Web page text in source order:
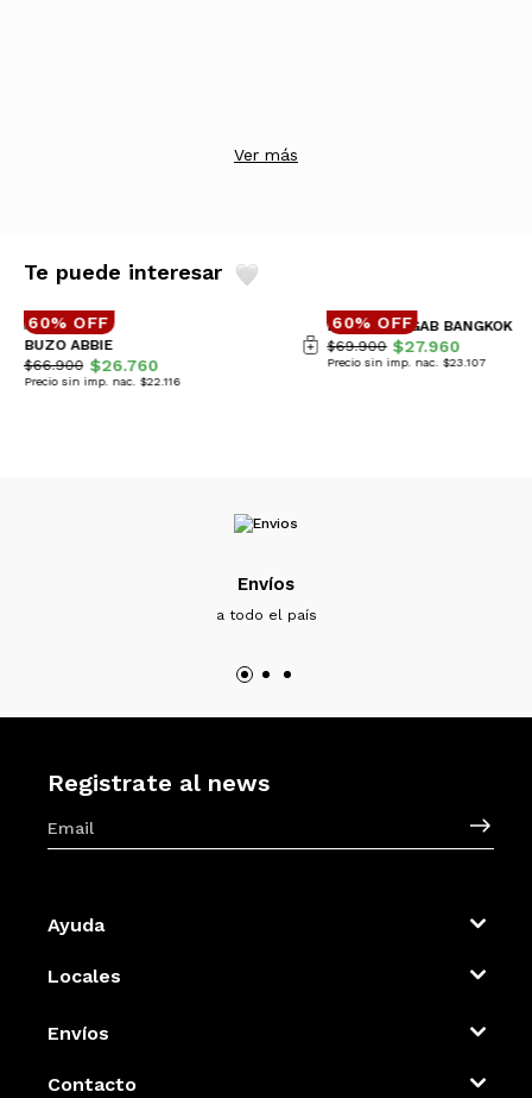
Ver más
Te puede interesar
60% OFF
BUZO ABBIE
$66.900 $26.760
Precio sin imp. nac. $22.116
60% OFF
PANTALON GAB BANGKOK
$69.900 $27.960
Precio sin imp. nac. $23.107
Envíos
a todo el país
Registrate al news
Ayuda
Locales
Envíos
Contacto